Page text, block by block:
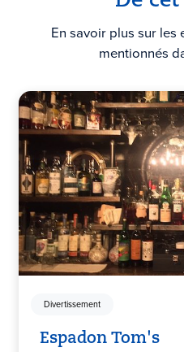
En savoir plus sur les
mentionnés
Divertissement
Espadon Tom's